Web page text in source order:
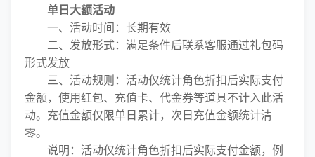
单日大额活动
一、活动时间：长期有效
二、发放形式：满足条件后联系客服通过礼包码
形式发放
三、活动规则：活动仅统计角色折扣后实际支付
金额，使用红包、充值卡、代金券等道具不计入此活
动。充值金额仅限单日累计，次日充值金额统计清
零。
说明：活动仅统计角色折扣后实际支付金额，例